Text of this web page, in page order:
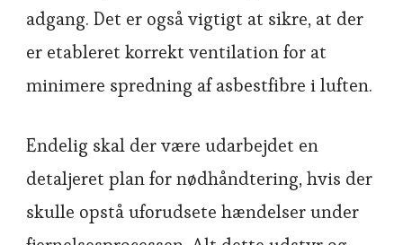
adgang. Det er også vigtigt at sikre, at der
er etableret korrekt ventilation for at
minimere spredning af asbestfibre i luften.
Endelig skal der være udarbejdet en
detaljeret plan for nødhåndtering, hvis der
skulle opstå uforudsete hændelser under